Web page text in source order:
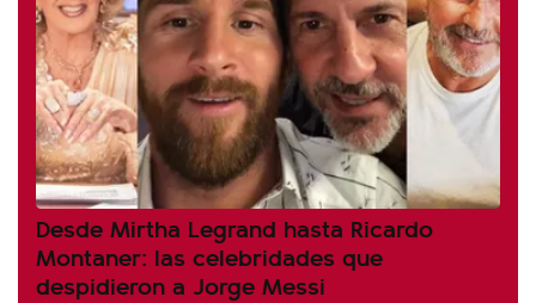
Desde Mirtha Legrand hasta Ricardo
Montaner: las celebridades que
despidieron a Jorge Messi